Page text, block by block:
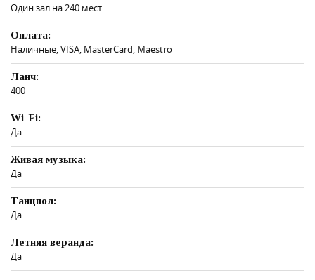
Один зал на 240 мест
Оплата:
Наличные, VISA, MasterCard, Maestro
Ланч:
400
Wi-Fi:
Да
Живая музыка:
Да
Танцпол:
Да
Летняя веранда:
Да